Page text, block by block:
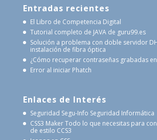
Entradas recientes
El Libro de Competencia Digital
Tutorial completo de JAVA de guru99.es
Solución a problema con doble servidor
instalación de fibra óptica
¿Cómo recuperar contraseñas grabadas
Error al iniciar Phatch
Enlaces de Interés
Seguridad Segu-Info Seguridad Informática
CSS3 MakerTodo lo que necesitas para
de estilo CCS3